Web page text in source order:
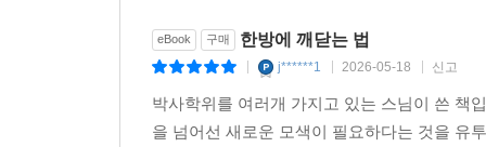
대조적이다. 동아시아의 일원론은 현실을 긍정
동력으로 삼는다. 따라서 일상 자체가 수행의 장
대표되는 유가와 도가의 사유, 불교가 전래되
eBook 구매 한방에 깨닫는 법
j******1 2026-05-18 신고
박사학위를 여러개 가지고 있는 스님이 쓴 책
을 넘어선 새로운 모색이 필요하다는 것을 유